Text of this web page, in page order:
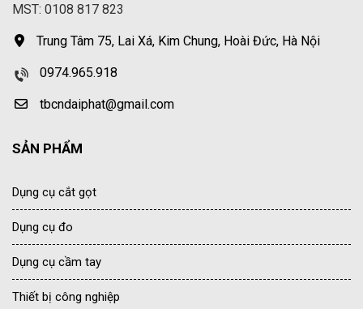
MST: 0108 817 823
Trung Tâm 75, Lai Xá, Kim Chung, Hoài Đức, Hà Nội
0974.965.918
tbcndaiphat@gmail.com
SẢN PHẨM
Dụng cụ cắt gọt
Dụng cụ đo
Dụng cụ cầm tay
Thiết bị công nghiệp